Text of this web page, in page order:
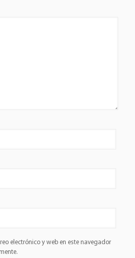
electrónico y web en este navegador